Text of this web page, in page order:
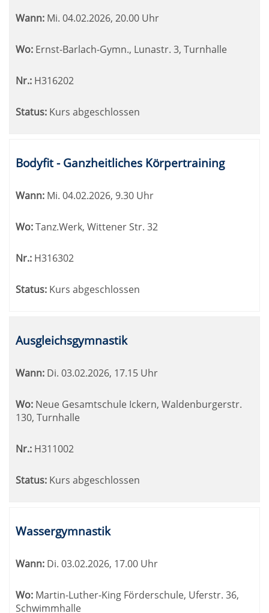
Wann: Mi. 04.02.2026, 20.00 Uhr
Wo: Ernst-Barlach-Gymn., Lunastr. 3, Turnhalle
Nr.: H316202
Status: Kurs abgeschlossen
Bodyfit - Ganzheitliches Körpertraining
Wann: Mi. 04.02.2026, 9.30 Uhr
Wo:Tanz.Werk, Wittener Str. 32
Nr.: H316302
Status: Kurs abgeschlossen
Ausgleichsgymnastik
Wann: Di. 03.02.2026, 17.15 Uhr
Wo: Neue Gesamtschule Ickern, Waldenburgerstr.
130, Turnhalle
Nr.: H311002
Status: Kurs abgeschlossen
Wassergymnastik
Wann: Di. 03.02.2026, 17.00 Uhr
Wo: Martin-Luther-King Förderschule, Uferstr. 36,
Schwimmhalle